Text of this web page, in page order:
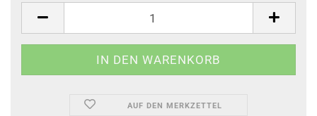
AUF DEN MERKZETTEL